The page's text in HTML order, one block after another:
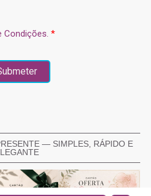
— SIMPLES, RÁPIDO E